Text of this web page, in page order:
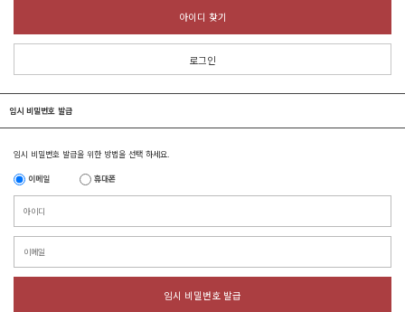
아이디 찾기
로그인
임시 비밀번호 발급
임시 비밀번호 발급을 위한 방법을 선택 하세요.
이메일 휴대폰
임시 비밀번호 발급